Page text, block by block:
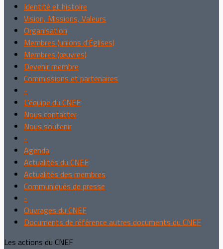
Identité et histoire
Vision, Missions, Valeurs
Organisation
Membres (unions d'Églises)
Membres (œuvres)
Devenir membre
Commissions et partenaires
-
L'équipe du CNEF
Nous contacter
Nous soutenir
-
Agenda
Actualités du CNEF
Actualités des membres
Communiqués de presse
-
Ouvrages du CNEF
Documents de référence autres documents du CNEF
Les actions du CNEF